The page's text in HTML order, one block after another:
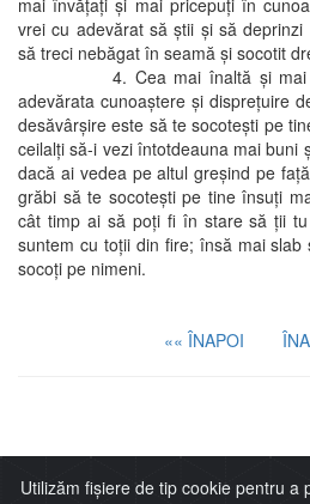
vrei cu adevărat să ştii şi să
să treci nebăgat în seamă şi socotit
4. Cea mai înaltă şi mai
adevărata cunoaştere şi dispreţuire
desăvârşire este să te socoteşti pe
ceilalţi să-i vezi întotdeauna mai buni
dacă ai vedea pe altul greşind pe
grăbi să te socoteşti pe tine însuţi
cât timp ai să poţi fi în stare să ţii
suntem cu toţii din fire; însă mai
socoţi pe nimeni.
«« ÎNAPOI
Utilizăm fișiere de tip cookie pentru a